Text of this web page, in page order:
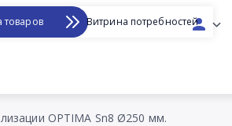
товаров Витрина потребностей
OPTIMA Sn8 Ø250 мм.